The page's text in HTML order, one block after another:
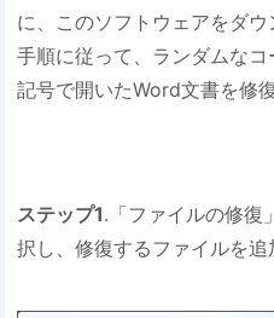
に、このソフトウェアをダ
手順に従って、ランダムな
記号で開いたWord文書を修復
ステップ1.「ファイルの修復
択し、修復するファイルを追